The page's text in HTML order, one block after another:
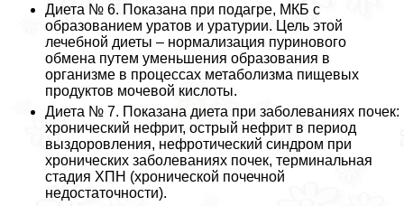
Диета № 6. Показана при подагре, МКБ с
образованием уратов и уратурии. Цель этой
лечебной диеты – нормализация пуринового
обмена путем уменьшения образования в
организме в процессах метаболизма пищевых
продуктов мочевой кислоты.
Диета № 7. Показана диета при заболеваниях почек:
хронический нефрит, острый нефрит в период
выздоровления, нефротический синдром при
хронических заболеваниях почек, терминальная
стадия ХПН (хронической почечной
недостаточности).